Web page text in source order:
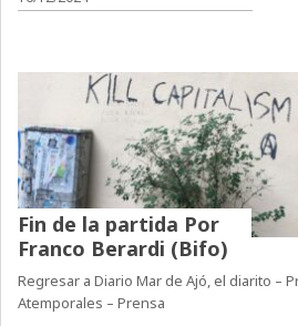
Fin de la partida Por
Franco Berardi (Bifo)
Regresar a Diario Mar de Ajó, el diarito –
Atemporales – Prensa